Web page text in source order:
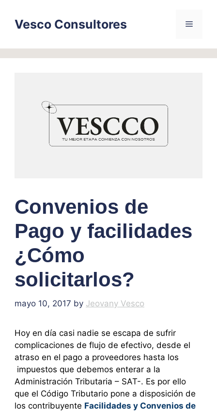
contentVesco Consultores Menu
Convenios de
Pago y facilidades
¿Cómo
solicitarlos?
mayo 10, 2017 by Jeovany Vesco
Hoy en día casi nadie se escapa de sufrir
complicaciones de flujo de efectivo, desde el
atraso en el pago a proveedores hasta los
impuestos que debemos enterar a la
Administración Tributaria – SAT-. Es por ello
que el Código Tributario pone a disposición de
los contribuyente Facilidades y Convenios de